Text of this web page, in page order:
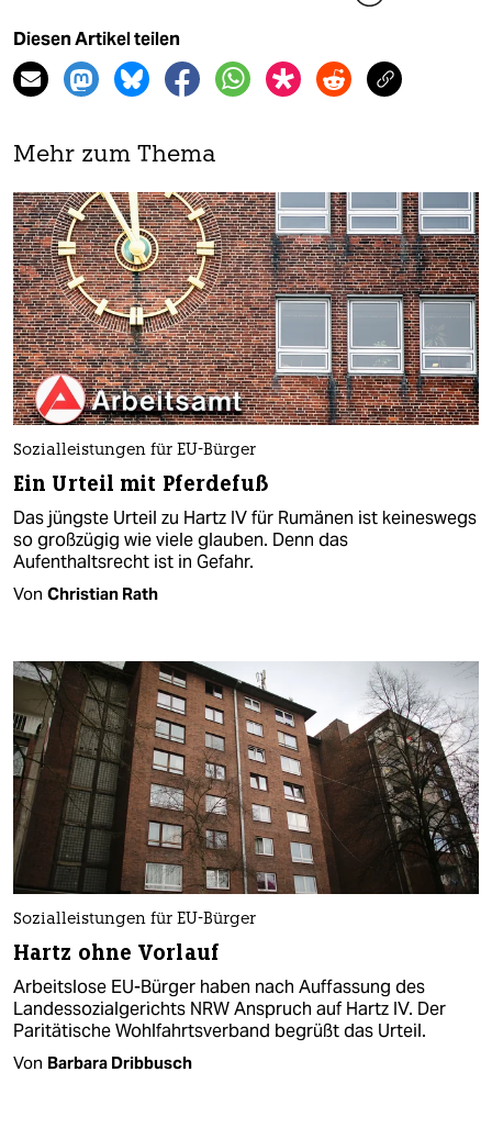
Diesen Artikel teilen
Mehr zum Thema
Sozialleistungen für EU-Bürger
Ein Urteil mit Pferdefuß
Das jüngste Urteil zu Hartz IV für Rumänen ist keineswegs
so großzügig wie viele glauben. Denn das
Aufenthaltsrecht ist in Gefahr.
Von Christian Rath
Sozialleistungen für EU-Bürger
Hartz ohne Vorlauf
Arbeitslose EU-Bürger haben nach Auffassung des
Landessozialgerichts NRW Anspruch auf Hartz IV. Der
Paritätische Wohlfahrtsverband begrüßt das Urteil.
Von Barbara Dribbusch